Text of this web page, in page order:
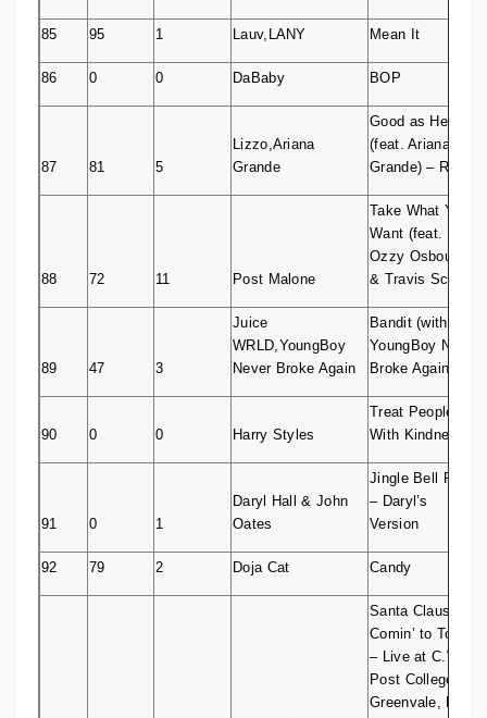
85 95 1 Lauv,LANY Mean It
86 0 0 DaBaby BOP
87 81 5
Lizzo,Ariana
Grande
Good as Hell
(feat. Ariana
Grande) – Remix
88 72 11 Post Malone
Take What You
Want (feat.
Ozzy Osbourne
& Travis Scott)
89 47 3
Juice
WRLD,YoungBoy
Never Broke Again
Bandit (with
YoungBoy Never
Broke Again)
90 0 0 Harry Styles
Treat People
With Kindness
91 0 1
Daryl Hall & John
Oates
Jingle Bell Rock
– Daryl’s
Version
92 79 2 Doja Cat Candy
Santa Claus Is
Comin’ to Town
– Live at C.W.
Post College,
Greenvale, NY –